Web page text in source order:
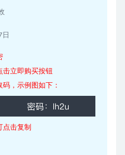
击立即购买按钮
，示例图如下：
点击复制